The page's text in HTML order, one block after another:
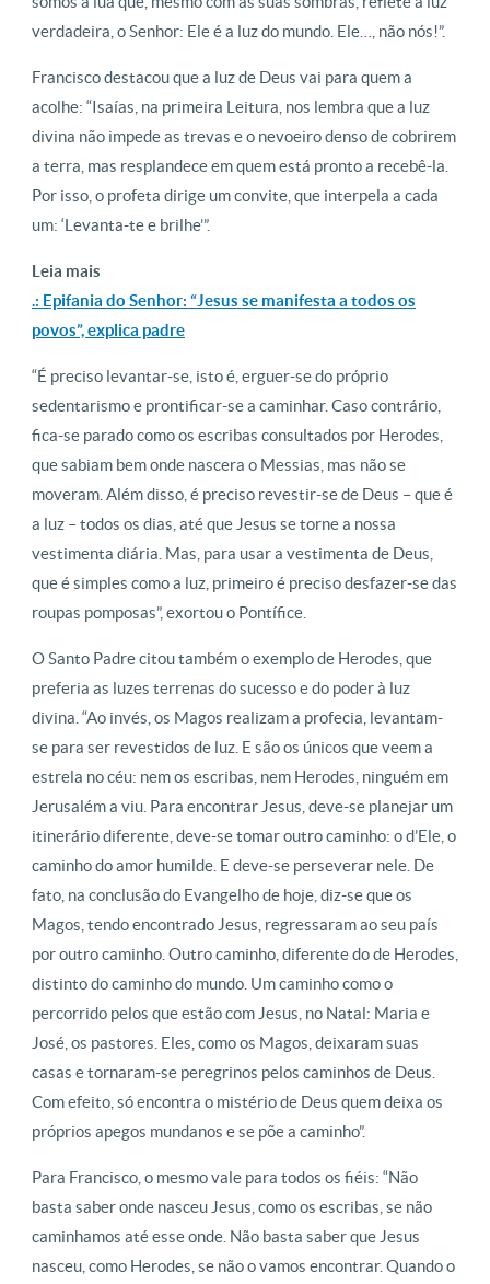
verdadeira, o Senhor: Ele é a luz do mundo. Ele…, não nós!”.
Francisco destacou que a luz de Deus vai para quem a
acolhe: “Isaías, na primeira Leitura, nos lembra que a luz
divina não impede as trevas e o nevoeiro denso de cobrirem
a terra, mas resplandece em quem está pronto a recebê-la.
Por isso, o profeta dirige um convite, que interpela a cada
um: ‘Levanta-te e brilhe’”.
Leia mais
.: Epifania do Senhor: “Jesus se manifesta a todos os
povos”, explica padre
“É preciso levantar-se, isto é, erguer-se do próprio
sedentarismo e prontificar-se a caminhar. Caso contrário,
fica-se parado como os escribas consultados por Herodes,
que sabiam bem onde nascera o Messias, mas não se
moveram. Além disso, é preciso revestir-se de Deus – que é
a luz – todos os dias, até que Jesus se torne a nossa
vestimenta diária. Mas, para usar a vestimenta de Deus,
que é simples como a luz, primeiro é preciso desfazer-se das
roupas pomposas”, exortou o Pontífice.
O Santo Padre citou também o exemplo de Herodes, que
preferia as luzes terrenas do sucesso e do poder à luz
divina. “Ao invés, os Magos realizam a profecia, levantam-
se para ser revestidos de luz. E são os únicos que veem a
estrela no céu: nem os escribas, nem Herodes, ninguém em
Jerusalém a viu. Para encontrar Jesus, deve-se planejar um
itinerário diferente, deve-se tomar outro caminho: o d’Ele, o
caminho do amor humilde. E deve-se perseverar nele. De
fato, na conclusão do Evangelho de hoje, diz-se que os
Magos, tendo encontrado Jesus, regressaram ao seu país
por outro caminho. Outro caminho, diferente do de Herodes,
distinto do caminho do mundo. Um caminho como o
percorrido pelos que estão com Jesus, no Natal: Maria e
José, os pastores. Eles, como os Magos, deixaram suas
casas e tornaram-se peregrinos pelos caminhos de Deus.
Com efeito, só encontra o mistério de Deus quem deixa os
próprios apegos mundanos e se põe a caminho”.
Para Francisco, o mesmo vale para todos os fiéis: “Não
basta saber onde nasceu Jesus, como os escribas, se não
caminhamos até esse onde. Não basta saber que Jesus
nasceu, como Herodes, se não o vamos encontrar. Quando o